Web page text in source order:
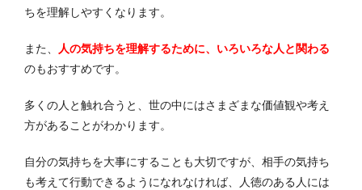
ちを理解しやすくなります。
また、
人の気持ちを理解するために、いろいろな人と関わる
のもおすすめです。
多くの人と触れ合うと、世の中にはさまざまな価値観や考え
方があることがわかります。
自分の気持ちを大事にすることも大切ですが、相手の気持ち
も考えて行動できるようになれなければ、人徳のある人には